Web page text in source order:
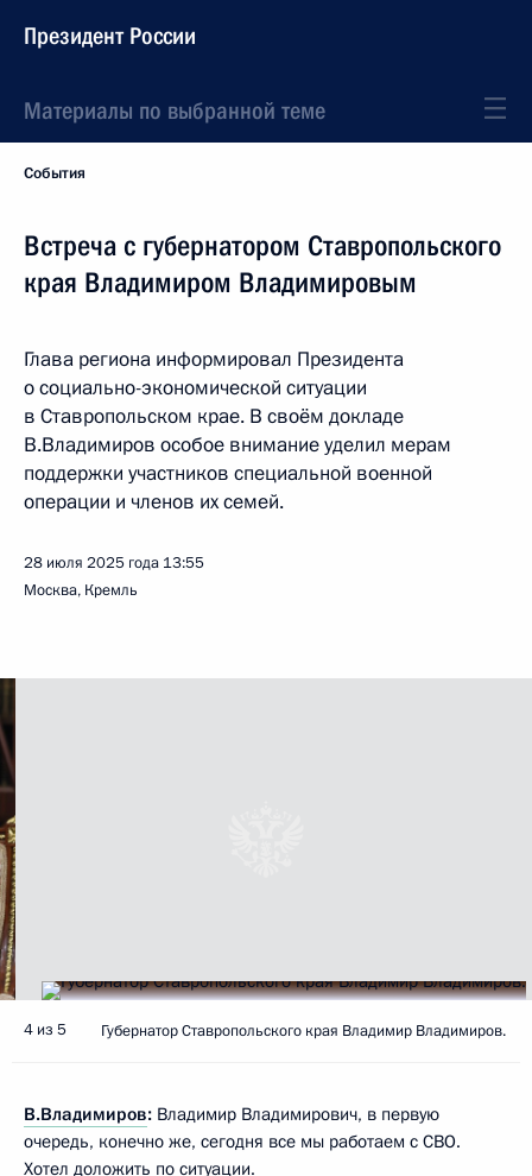
Президент России
Материалы по выбранной теме
События
Встреча с губернатором Ставропольского
края Владимиром Владимировым
Глава региона информировал Президента
о социально-экономической ситуации
в Ставропольском крае. В своём докладе
В.Владимиров особое внимание уделил мерам
поддержки участников специальной военной
операции и членов их семей.
28 июля 2025 года 13:55
Москва, Кремль
4 из 5 Губернатор Ставропольского края Владимир Владимиров.
В.Владимиров: Владимир Владимирович, в первую
очередь, конечно же, сегодня все мы работаем с СВО.
Хотел доложить по ситуации.